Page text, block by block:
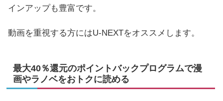
インアップも豊富です。
動画を重視する方にはU-NEXTをオススメします。
最大40％還元のポイントバックプログラムで漫
画やラノベをおトクに読める